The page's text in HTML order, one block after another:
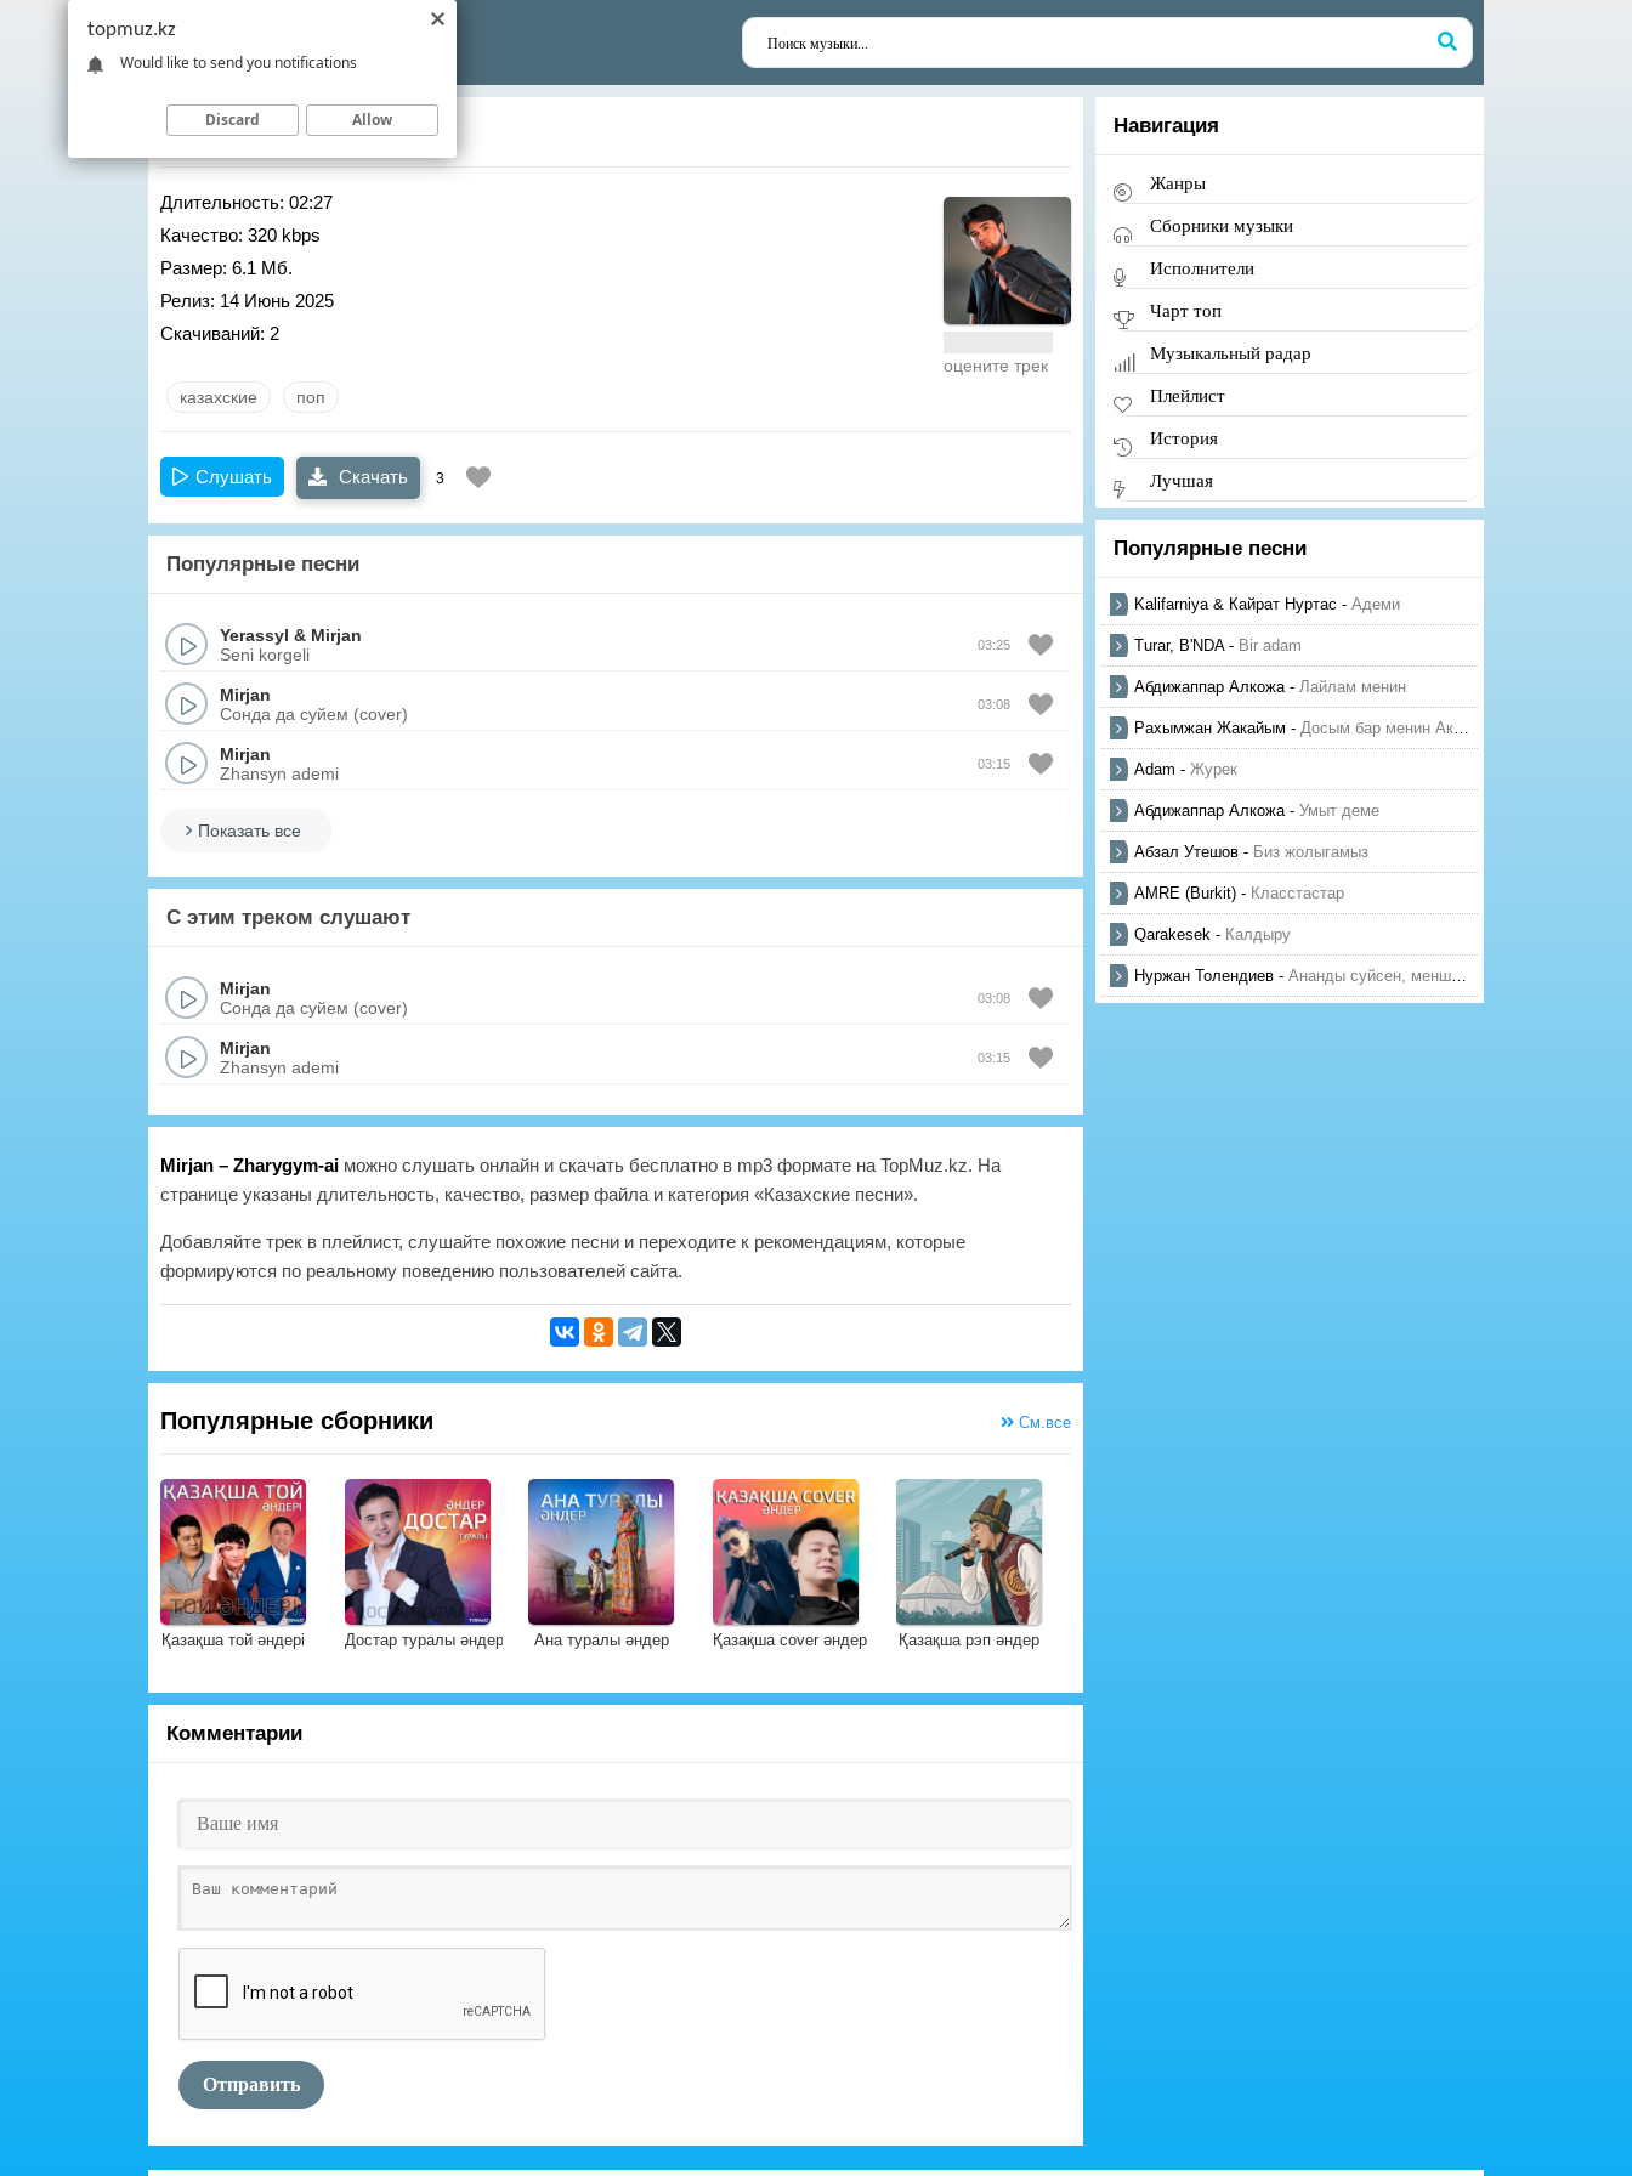
Mirjan– Zharygym-ai
Длительность: 02:27
Качество: 320 kbps
Размер: 6.1 Мб.
Релиз: 14 Июнь 2025
Скачиваний: 2
оцените трек
казахские поп
Слушать Скачать 3
Популярные песни
Yerassyl & Mirjan
Seni korgeli
03:25
Mirjan
Сонда да суйем (cover)
03:08
Mirjan
Zhansyn ademi
03:15
Показать все
С этим треком слушают
Mirjan
Сонда да суйем (cover)
03:08
Mirjan
Zhansyn ademi
03:15
Mirjan – Zharygym-ai можно слушать онлайн и скачать бесплатно в mp3 формате на TopMuz.kz. На
странице указаны длительность, качество, размер файла и категория «Казахские песни».
Добавляйте трек в плейлист, слушайте похожие песни и переходите к рекомендациям, которые
формируются по реальному поведению пользователей сайта.
Популярные сборники См.все
Қазақша той әндері Достар туралы әндер Ана туралы әндер Қазақша cover әндер Қазақша рэп әндер
Комментарии
Отправить
Навигация
Жанры
Сборники музыки
Исполнители
Чарт топ
Музыкальный радар
Плейлист
История
Лучшая
Популярные песни
Kalifarniya & Кайрат Нуртас - Адеми
Turar, B'NDA- Bir adam
Абдижаппар Алкожа- Лайлам менин
Рахымжан Жакайым - Досым бар менин Актауда
Adam - Журек
Абдижаппар Алкожа- Умыт деме
Абзал Утешов - Биз жолыгамыз
AMRE (Burkit) - Класстастар
Qarakesek - Калдыру
Нуржан Толендиев - Ананды суйсен, менше суй
topmuz.kz
Would like to send you notifications
Discard Allow